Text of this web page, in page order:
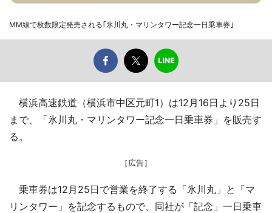
MM線で枚数限定発売される｢氷川丸・マリンタワー記念一日乗車券｣
横浜高速鉄道（横浜市中区元町1）は12月16日より25日
まで、「氷川丸・マリンタワー記念一日乗車券」を販売す
る。
［広告］
乗車券は12月25日で営業を終了する「氷川丸」と「マ
リンタワー」を記念するもので、同社が「記念」一日乗車